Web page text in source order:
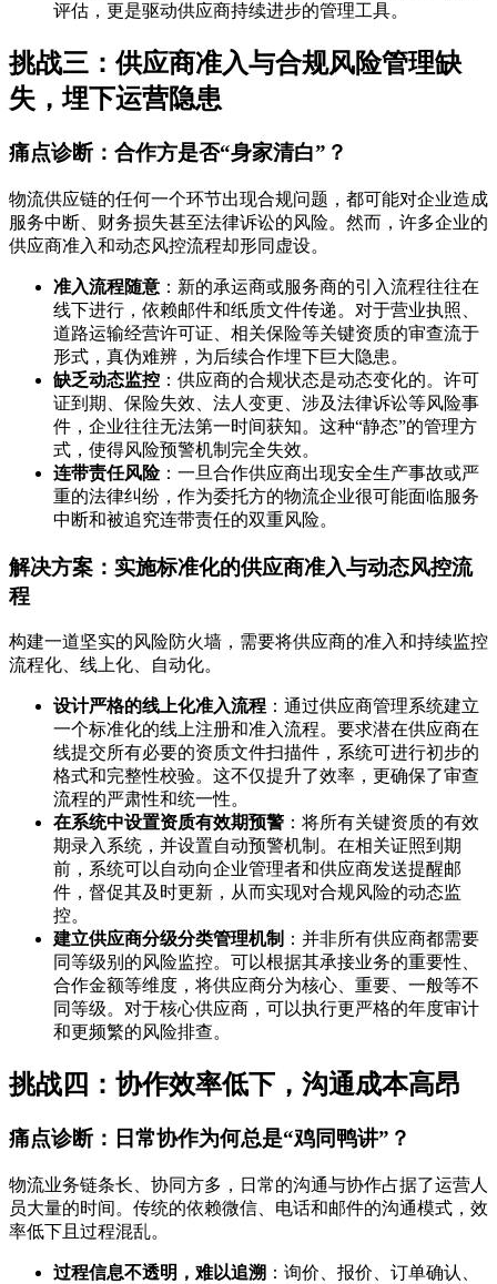
评估，更是驱动供应商持续进步的管理工具。
挑战三：供应商准入与合规风险管理缺
失，埋下运营隐患
痛点诊断：合作方是否“身家清白”？
物流供应链的任何一个环节出现合规问题，都可能对企业造成
服务中断、财务损失甚至法律诉讼的风险。然而，许多企业的
供应商准入和动态风控流程却形同虚设。
准入流程随意 ：新的承运商或服务商的引入流程往往在
线下进行，依赖邮件和纸质文件传递。对于营业执照、
道路运输经营许可证、相关保险等关键资质的审查流于
形式，真伪难辨，为后续合作埋下巨大隐患。
缺乏动态监控 ：供应商的合规状态是动态变化的。许可
证到期、保险失效、法人变更、涉及法律诉讼等风险事
件，企业往往无法第一时间获知。这种“静态”的管理方
式，使得风险预警机制完全失效。
连带责任风险：一旦合作供应商出现安全生产事故或严
重的法律纠纷，作为委托方的物流企业很可能面临服务
中断和被追究连带责任的双重风险。
解决方案：实施标准化的供应商准入与动态风控流
程
构建一道坚实的风险防火墙，需要将供应商的准入和持续监控
流程化、线上化、自动化。
设计严格的线上化准入流程 ：通过供应商管理系统建立
一个标准化的线上注册和准入流程。要求潜在供应商在
线提交所有必要的资质文件扫描件，系统可进行初步的
格式和完整性校验。这不仅提升了效率，更确保了审查
流程的严肃性和统一性。
在系统中设置资质有效期预警 ：将所有关键资质的有效
期录入系统，并设置自动预警机制。在相关证照到期
前，系统可以自动向企业管理者和供应商发送提醒邮
件，督促其及时更新，从而实现对合规风险的动态监
控。
建立供应商分级分类管理机制 ：并非所有供应商都需要
同等级别的风险监控。可以根据其承接业务的重要性、
合作金额等维度，将供应商分为核心、重要、一般等不
同等级。对于核心供应商，可以执行更严格的年度审计
和更频繁的风险排查。
挑战四：协作效率低下，沟通成本高昂
痛点诊断：日常协作为何总是“鸡同鸭讲”？
物流业务链条长、协同方多，日常的沟通与协作占据了运营人
员大量的时间。传统的依赖微信、电话和邮件的沟通模式，效
率低下且过程混乱。
过程信息不透明，难以追溯 ：询价、报价、订单确认、